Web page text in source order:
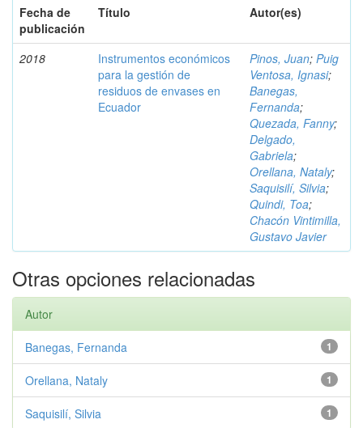
Fecha de
publicación
Título Autor(es)
2018
Instrumentos económicos
para la gestión de
residuos de envases en
Ecuador
Pinos, Juan; Puig
Ventosa, Ignasi;
Banegas,
Fernanda;
Quezada, Fanny;
Delgado,
Gabriela;
Orellana, Nataly;
Saquisilí, Silvia;
Quindi, Toa;
Chacón Vintimilla,
Gustavo Javier
Otras opciones relacionadas
Autor
1
Banegas, Fernanda
1
Orellana, Nataly
1
Saquisilí, Silvia